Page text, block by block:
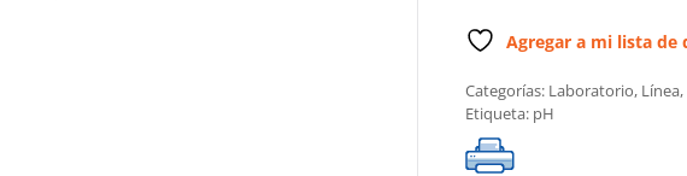
análisisAgregar a mi lista de
Categorías: Laboratorio, Línea,
Etiqueta: pH